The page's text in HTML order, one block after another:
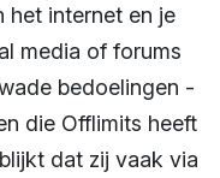
het internet en je
media of forums
bedoelingen -
die Offlimits heeft
dat zij vaak via